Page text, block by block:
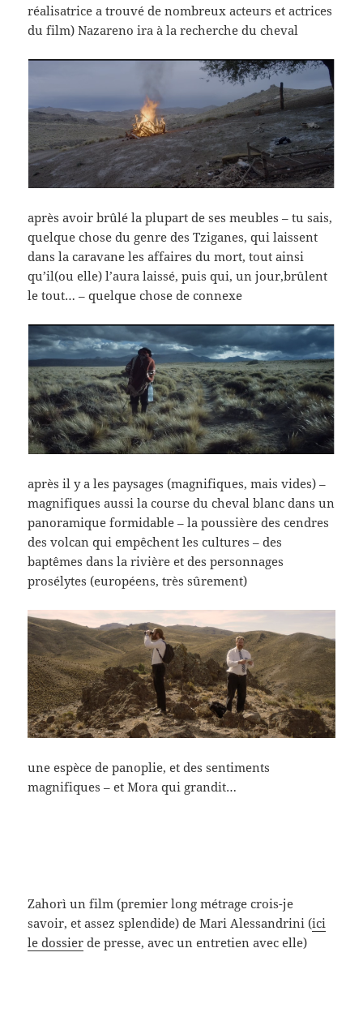
réalisatrice a trouvé de nombreux acteurs et actrices
du film) Nazareno ira à la recherche du cheval
après avoir brûlé la plupart de ses meubles – tu sais,
quelque chose du genre des Tziganes, qui laissent
dans la caravane les affaires du mort, tout ainsi
qu’il(ou elle) l’aura laissé, puis qui, un jour,brûlent
le tout… – quelque chose de connexe
après il y a les paysages (magnifiques, mais vides) –
magnifiques aussi la course du cheval blanc dans un
panoramique formidable – la poussière des cendres
des volcan qui empêchent les cultures – des
baptêmes dans la rivière et des personnages
prosélytes (européens, très sûrement)
une espèce de panoplie, et des sentiments
magnifiques – et Mora qui grandit…
Zahorì un film (premier long métrage crois-je
savoir, et assez splendide) de Mari Alessandrini (ici
le dossier de presse, avec un entretien avec elle)